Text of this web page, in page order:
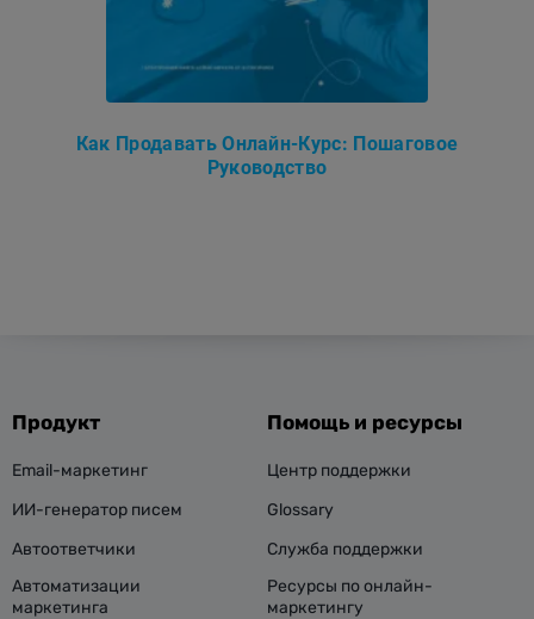
Как Продавать Онлайн-Курс: Пошаговое
Руководство
Продукт
Email-маркетинг
ИИ-генератор писем
Автоответчики
Автоматизации
маркетинга
Помощь и ресурсы
Центр поддержки
Glossary
Служба поддержки
Ресурсы по онлайн-
маркетингу